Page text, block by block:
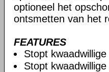
optioneel het
ontsmetten van het
FEATURES
Stopt
Stopt